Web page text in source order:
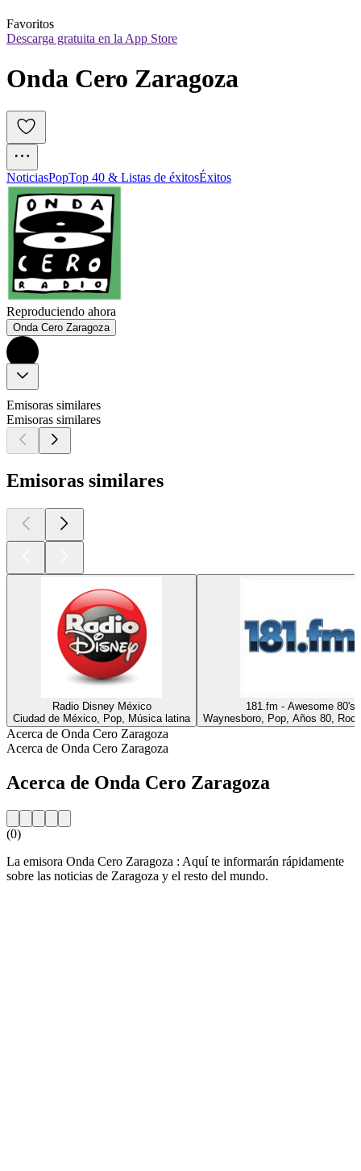
Favoritos
Descarga gratuita en la App Store
Onda Cero Zaragoza
NoticiasPopTop 40 & Listas de éxitosÉxitos
Reproduciendo ahora
Onda Cero Zaragoza
Emisoras similares
Emisoras similares
Emisoras similares
Radio Disney México
Ciudad de México, Pop, Música latina
181.fm - Awesome 80's
Waynesboro, Pop, Años 80,
Acerca de Onda Cero Zaragoza
Acerca de Onda Cero Zaragoza
Acerca de Onda Cero Zaragoza
(0)
La emisora Onda Cero Zaragoza : Aquí te informarán rápidamente
sobre las noticias de Zaragoza y el resto del mundo.